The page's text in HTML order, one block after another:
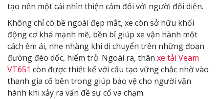
tạo nên một cái nhìn thiện cảm đối với người đối diện.
Không chỉ có bề ngoài đẹp mắt, xe còn sở hữu khối
động cơ khá mạnh mẽ, bền bỉ giúp xe vận hành một
cách êm ái, nhẹ nhàng khi di chuyển trên những đoạn
đường đèo dốc, hiểm trở. Ngoài ra, thân xe tải Veam
VT651 còn được thiết kế với cấu tạo vững chắc nhờ vào
thanh gia cố bên trong giúp bảo vệ cho người vận
hành khi xảy ra vấn đề sự cố va chạm.